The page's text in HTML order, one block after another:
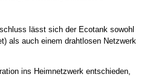
lässt sich der Ecotank sowohl
als auch einem drahtlosen Netzwerk
ins Heimnetzwerk entschieden,